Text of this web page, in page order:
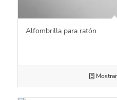
Alfombrilla para ratón